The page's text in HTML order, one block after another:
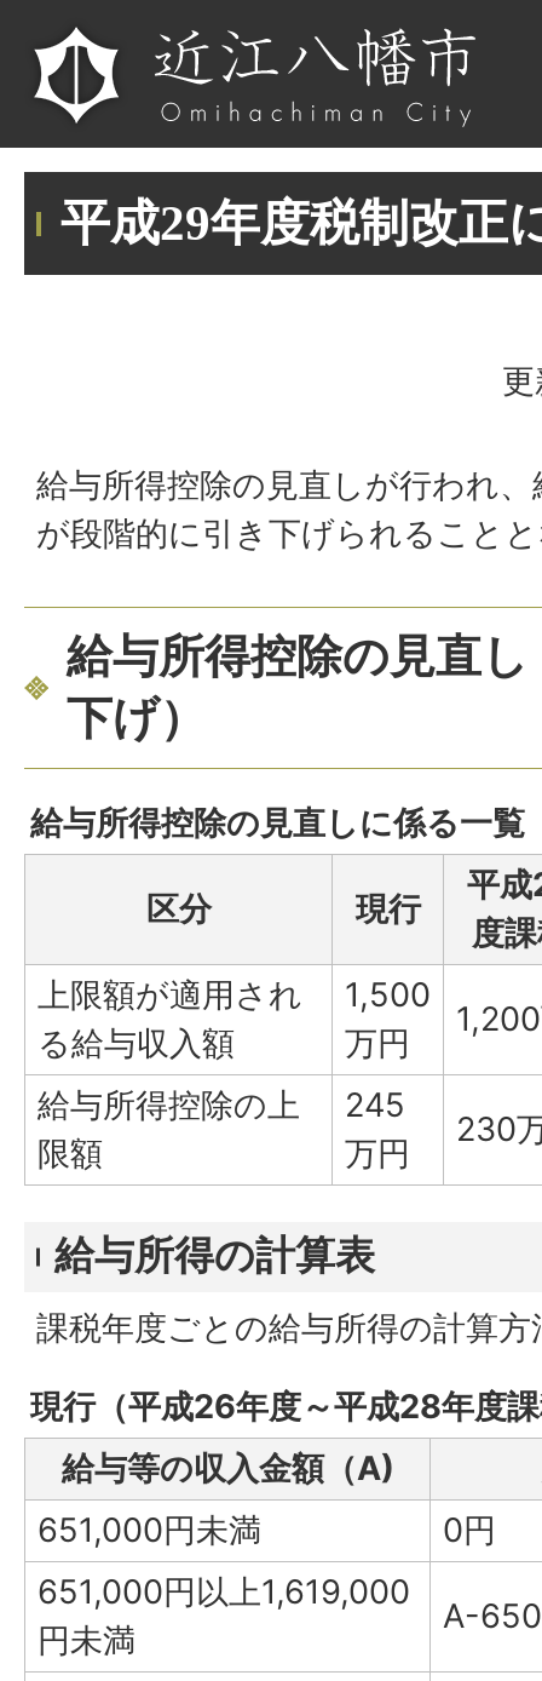
平成29年度税制改正
給与所得控除の見直しが行われ
が段階的に引き下げられること
給与所得控除の見直
下げ）
給与所得控除の見直しに係る一覧
区分 現行
平
度
上限額が適用され
る給与収入額
1,500
万円
給与所得控除の上
限額
245
万円
230
給与所得の計算表
課税年度ごとの給与所得の計算
現行（平成26年度～平成28年度
給与等の収入金額（A)
651,000円未満
0円
651,000円以上1,619,000
円未満
A-